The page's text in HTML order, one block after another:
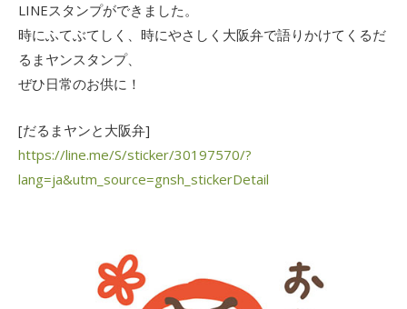
LINEスタンプができました。
時にふてぶてしく、時にやさしく大阪弁で語りかけてくるだ
るまヤンスタンプ、
ぜひ日常のお供に！
[だるまヤンと大阪弁]
https://line.me/S/sticker/30197570/?
lang=ja&utm_source=gnsh_stickerDetail